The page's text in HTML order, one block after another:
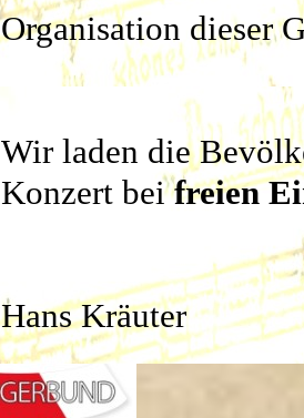
Organisation dieser
Wir laden die
Konzert beifreien
Hans Kräuter